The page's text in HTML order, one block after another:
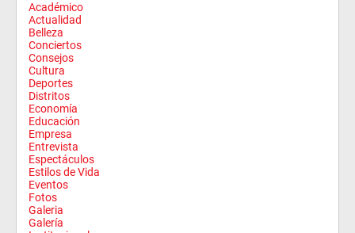
Académico
Actualidad
Belleza
Conciertos
Consejos
Cultura
Deportes
Distritos
Economía
Educación
Empresa
Entrevista
Espectáculos
Estilos de Vida
Eventos
Fotos
Galeria
Galería